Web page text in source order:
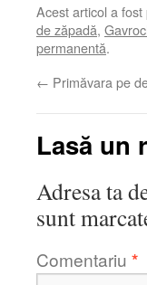
Acest articol a fost
de zăpadă,
permanentă.
← Primăvara pe
Lasă un
Adresa ta
sunt
Comentariu *